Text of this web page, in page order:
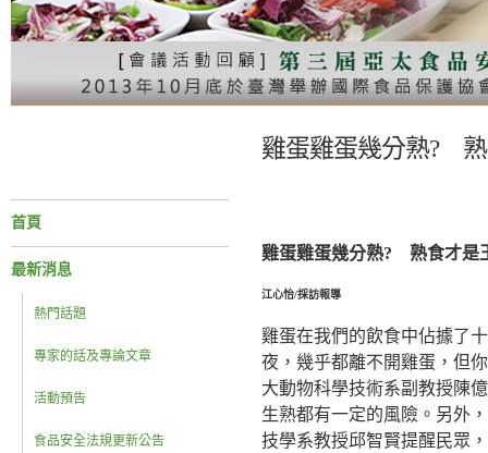
雞蛋雞蛋幾分熟?
首頁
最新消息
熱門話題
專家的話及專論文章
活動預告
食品安全法規更新公告
雞蛋雞蛋幾分熟? 熟食才是
江心怡/採訪報導
雞蛋在我們的飲食中佔據了
夜，幾乎都離不開雞蛋，但
大動物科學技術系副教授陳
生熟都有一定的風險。另外
技學系教授邱智賢提醒民眾